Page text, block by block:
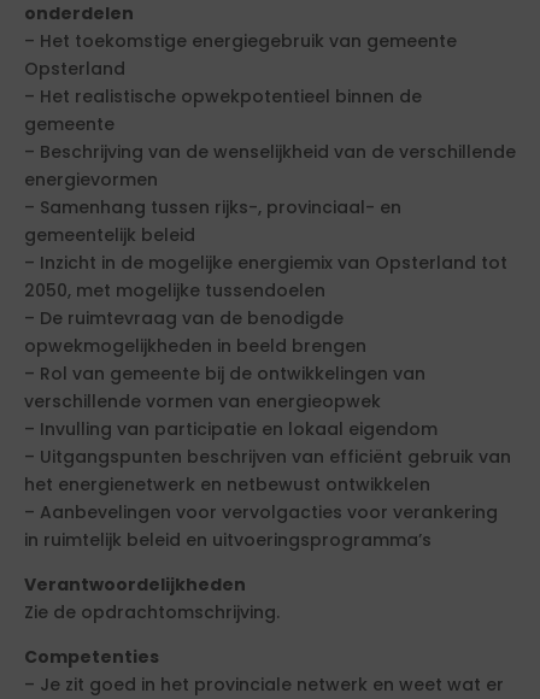
onderdelen
– Het toekomstige energiegebruik van gemeente
Opsterland
– Het realistische opwekpotentieel binnen de
gemeente
– Beschrijving van de wenselijkheid van de verschillende
energievormen
– Samenhang tussen rijks-, provinciaal- en
gemeentelijk beleid
– Inzicht in de mogelijke energiemix van Opsterland tot
2050, met mogelijke tussendoelen
– De ruimtevraag van de benodigde
opwekmogelijkheden in beeld brengen
– Rol van gemeente bij de ontwikkelingen van
verschillende vormen van energieopwek
– Invulling van participatie en lokaal eigendom
– Uitgangspunten beschrijven van efficiënt gebruik van
het energienetwerk en netbewust ontwikkelen
– Aanbevelingen voor vervolgacties voor verankering
in ruimtelijk beleid en uitvoeringsprogramma’s
Verantwoordelijkheden
Zie de opdrachtomschrijving.
Competenties
– Je zit goed in het provinciale netwerk en weet wat er